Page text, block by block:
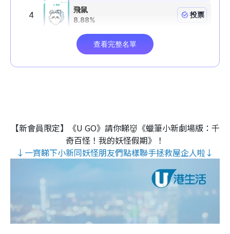
【新會員限定】《U GO》請你睇👹《蠟筆小新劇場版：千
奇百怪！我的妖怪假期》！
↓一齊睇下小新同妖怪朋友們點樣聯手拯救屋企人啦↓